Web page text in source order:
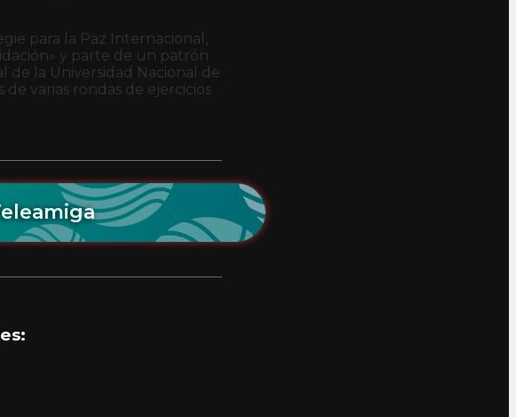
para la Paz Internacional,
y parte de un patrón
de la Universidad Nacional de
varias rondas de ejercicios